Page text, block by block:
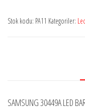
Stok kodu: PA11 Kategoriler:
SAMSUNG 30449A LED